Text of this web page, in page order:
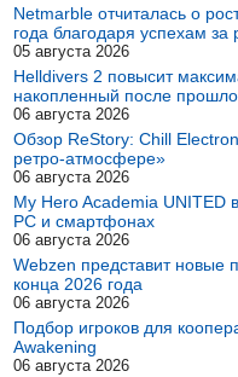
Netmarble отчиталась о
года благодаря успехам за
05 августа 2026
Helldivers 2 повысит
накопленный после
06 августа 2026
Обзор ReStory: Chill
ретро-атмосфере»
06 августа 2026
My Hero Academia UNITED
PC и смартфонах
06 августа 2026
Webzen представит новые
конца 2026 года
06 августа 2026
Подбор игроков для
Awakening
06 августа 2026